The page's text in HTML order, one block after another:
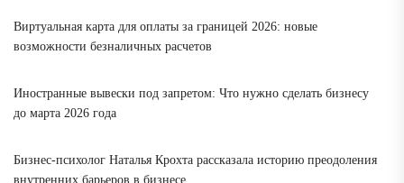
Виртуальная карта для оплаты за границей 2026: новые
возможности безналичных расчетов
Иностранные вывески под запретом: Что нужно сделать бизнесу
до марта 2026 года
Бизнес-психолог Наталья Крохта рассказала историю преодоления
внутренних барьеров в бизнесе